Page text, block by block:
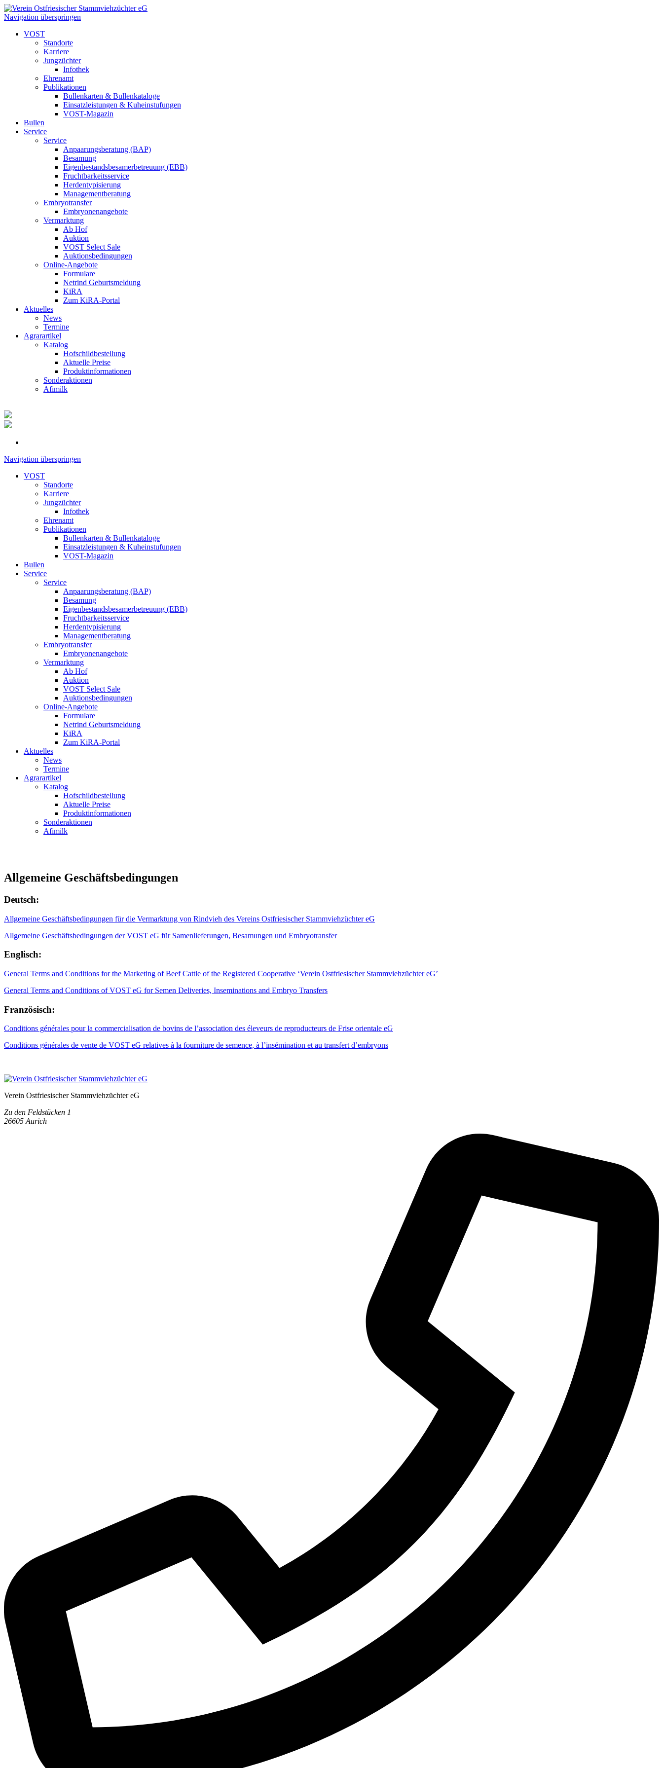
Navigation überspringen
VOST
Standorte
Karriere
Jungzüchter
Infothek
Ehrenamt
Publikationen
Bullenkarten & Bullenkataloge
Einsatzleistungen & Kuheinstufungen
VOST-Magazin
Bullen
Service
Service
Anpaarungsberatung (BAP)
Besamung
Eigenbestandsbesamerbetreuung (EBB)
Fruchtbarkeitsservice
Herdentypisierung
Managementberatung
Embryotransfer
Embryonenangebote
Vermarktung
Ab Hof
Auktion
VOST Select Sale
Auktionsbedingungen
Online-Angebote
Formulare
Netrind Geburtsmeldung
KiRA
Zum KiRA-Portal
Aktuelles
News
Termine
Agrarartikel
Katalog
Hofschildbestellung
Aktuelle Preise
Produktinformationen
Sonderaktionen
Afimilk
Navigation überspringen
VOST
Standorte
Karriere
Jungzüchter
Infothek
Ehrenamt
Publikationen
Bullenkarten & Bullenkataloge
Einsatzleistungen & Kuheinstufungen
VOST-Magazin
Bullen
Service
Service
Anpaarungsberatung (BAP)
Besamung
Eigenbestandsbesamerbetreuung (EBB)
Fruchtbarkeitsservice
Herdentypisierung
Managementberatung
Embryotransfer
Embryonenangebote
Vermarktung
Ab Hof
Auktion
VOST Select Sale
Auktionsbedingungen
Online-Angebote
Formulare
Netrind Geburtsmeldung
KiRA
Zum KiRA-Portal
Aktuelles
News
Termine
Agrarartikel
Katalog
Hofschildbestellung
Aktuelle Preise
Produktinformationen
Sonderaktionen
Afimilk
Allgemeine Geschäftsbedingungen
Deutsch:
Allgemeine Geschäftsbedingungen für die Vermarktung von Rindvieh des Vereins Ostfriesischer Stammviehzüchter eG
Allgemeine Geschäftsbedingungen der VOST eG für Samenlieferungen, Besamungen und Embryotransfer
Englisch:
General Terms and Conditions for the Marketing of Beef Cattle of the Registered Cooperative ‘Verein Ostfriesischer Stammviehzüchter eG’
General Terms and Conditions of VOST eG for Semen Deliveries, Inseminations and Embryo Transfers
Französisch:
Conditions générales pour la commercialisation de bovins de l’association des éleveurs de reproducteurs de Frise orientale eG
Conditions générales de vente de VOST eG relatives à la fourniture de semence, à l’insémination et au transfert d’embryons
Verein Ostfriesischer Stammviehzüchter eG
Zu den Feldstücken 1
26605 Aurich